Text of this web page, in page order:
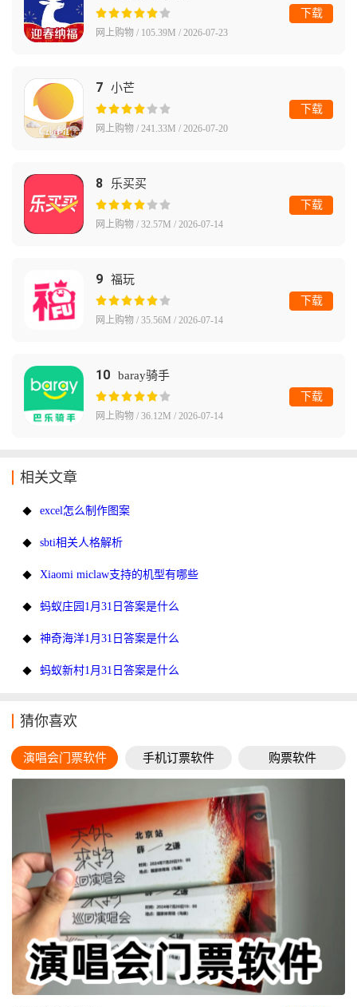
网上购物 / 105.39M / 2026-07-23
下载
7 小芒
网上购物 / 241.33M / 2026-07-20
下载
8 乐买买
网上购物 / 32.57M / 2026-07-14
下载
9 福玩
网上购物 / 35.56M / 2026-07-14
下载
10 baray骑手
网上购物 / 36.12M / 2026-07-14
下载
相关文章
excel怎么制作图案
sbti相关人格解析
Xiaomi miclaw支持的机型有哪些
蚂蚁庄园1月31日答案是什么
神奇海洋1月31日答案是什么
蚂蚁新村1月31日答案是什么
猜你喜欢
演唱会门票软件 手机订票软件 购票软件